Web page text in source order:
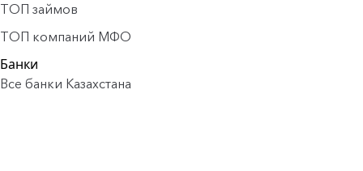
ТОП займов
ТОП компаний МФО
Банки
Все банки Казахстана